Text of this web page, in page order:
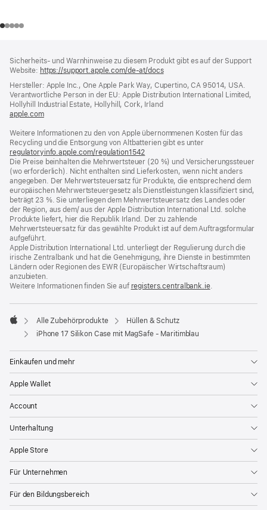
Sicherheits- und Warnhinweise zu diesem Produkt gibt es auf der Support
Website: https://support.apple.com/de-at/docs(öffnet
neues
Fenster)
Hersteller: Apple Inc., One Apple Park Way, Cupertino, CA 95014, USA.
Verantwortliche Person in der EU: Apple Distribution International Limited,
Hollyhill Industrial Estate, Hollyhill, Cork, Irland
apple.com(öffnet
neues
Fenster)
Weitere Informationen zu den von Apple übernommenen Kosten für das
Recycling und die Entsorgung von Altbatterien gibt es unter
regulatoryinfo.apple.com/regulation1542
ein
neues
Fenster)
Die Preise beinhalten die Mehrwertsteuer (20 %) und Versicherungssteuer
(wo erforderlich). Nicht enthalten sind Lieferkosten, wenn nicht anders
angegeben. Der Mehrwertsteuersatz für Produkte, die entsprechend dem
europäischen Mehrwertsteuergesetz als Dienstleistungen klassifiziert sind,
beträgt 23 %. Sie unterliegen dem Mehrwertsteuersatz des Landes oder
der Region, aus dem/ aus der Apple Distribution International Ltd. solche
Produkte liefert, hier die Republik Irland. Der zu zahlende
Mehrwertsteuersatz für das gewählte Produkt ist auf dem Auftragsformular
aufgeführt.
Apple Distribution International Ltd. unterliegt der Regulierung durch die
irische Zentralbank und hat die Genehmigung, ihre Dienste in bestimmten
Ländern oder Regionen des EWR (Europäischer Wirtschaftsraum)
anzubieten.
Weitere Informationen finden Sie auf registers.centralbank.ie(Öffnet
neues
.
Apple
Alle Zubehörprodukte
Hüllen & Schutz
iPhone 17 Silikon Case mit MagSafe - Maritimblau
Einkaufen und mehr
Apple Wallet
Account
Unterhaltung
Apple Store
Für Unternehmen
Für den Bildungsbereich